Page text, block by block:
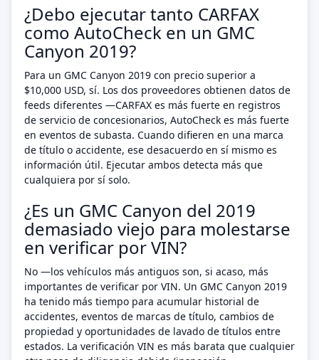
¿Debo ejecutar tanto CARFAX
como AutoCheck en un GMC
Canyon 2019?
Para un GMC Canyon 2019 con precio superior a
$10,000 USD, sí. Los dos proveedores obtienen datos de
feeds diferentes —CARFAX es más fuerte en registros
de servicio de concesionarios, AutoCheck es más fuerte
en eventos de subasta. Cuando difieren en una marca
de título o accidente, ese desacuerdo en sí mismo es
información útil. Ejecutar ambos detecta más que
cualquiera por sí solo.
¿Es un GMC Canyon del 2019
demasiado viejo para molestarse
en verificar por VIN?
No —los vehículos más antiguos son, si acaso, más
importantes de verificar por VIN. Un GMC Canyon 2019
ha tenido más tiempo para acumular historial de
accidentes, eventos de marcas de título, cambios de
propiedad y oportunidades de lavado de títulos entre
estados. La verificación VIN es más barata que cualquier